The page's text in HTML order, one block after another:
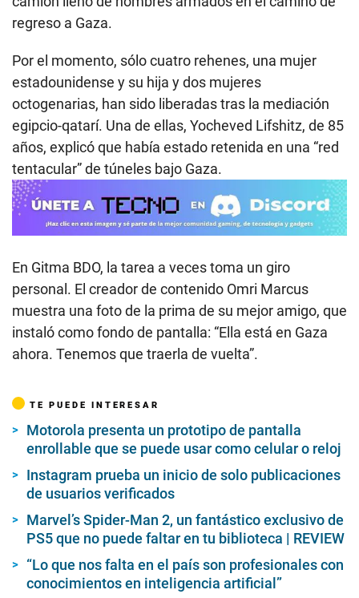
regreso a Gaza.
Por el momento, sólo cuatro rehenes, una mujer
estadounidense y su hija y dos mujeres
octogenarias, han sido liberadas tras la mediación
egipcio-qatarí. Una de ellas, Yocheved Lifshitz, de 85
años, explicó que había estado retenida en una “red
tentacular” de túneles bajo Gaza.
En Gitma BDO, la tarea a veces toma un giro
personal. El creador de contenido Omri Marcus
muestra una foto de la prima de su mejor amigo, que
instaló como fondo de pantalla: “Ella está en Gaza
ahora. Tenemos que traerla de vuelta”.
TE PUEDE INTERESAR
Motorola presenta un prototipo de pantalla
enrollable que se puede usar como celular o reloj
Instagram prueba un inicio de solo publicaciones
de usuarios verificados
Marvel’s Spider-Man 2, un fantástico exclusivo de
PS5 que no puede faltar en tu biblioteca | REVIEW
“Lo que nos falta en el país son profesionales con
conocimientos en inteligencia artificial”